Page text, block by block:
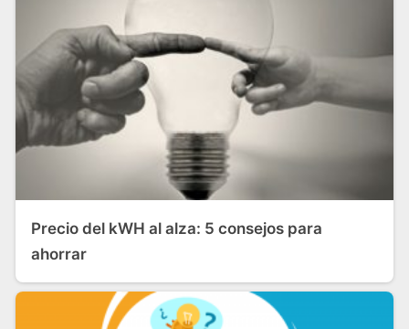
Precio del kWH al alza: 5 consejos para
ahorrar